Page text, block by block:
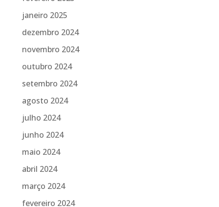
janeiro 2025
dezembro 2024
novembro 2024
outubro 2024
setembro 2024
agosto 2024
julho 2024
junho 2024
maio 2024
abril 2024
março 2024
fevereiro 2024